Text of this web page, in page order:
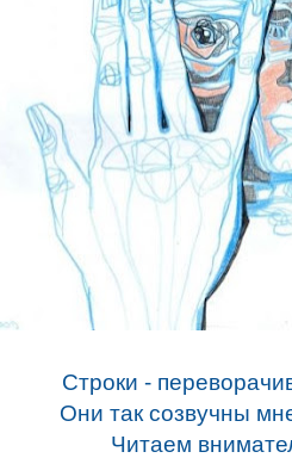
Строки -
Они так созвучны
Читаем